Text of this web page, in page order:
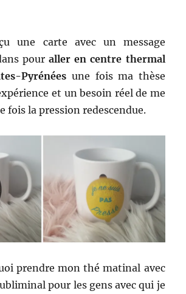
une carte avec un message
pour aller en centre thermal
Pyrénées une fois ma thèse
et un besoin réel de me
fois la pression redescendue.
prendre mon thé matinal avec
pour les gens avec qui je